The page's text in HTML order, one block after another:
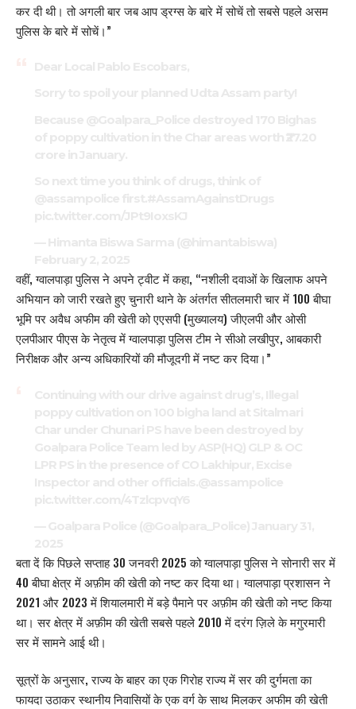
कर दी थी। तो अगली बार जब आप ड्रग्स के बारे में सोचें तो सबसे पहले असम
पुलिस के बारे में सोचें।”
वहीं, ग्वालपाड़ा पुलिस ने अपने ट्वीट में कहा, “नशीली दवाओं के खिलाफ अपने
अभियान को जारी रखते हुए चुनारी थाने के अंतर्गत सीतलमारी चार में 100 बीघा
भूमि पर अवैध अफीम की खेती को एएसपी (मुख्यालय) जीएलपी और ओसी
एलपीआर पीएस के नेतृत्व में ग्वालपाड़ा पुलिस टीम ने सीओ लखीपुर, आबकारी
निरीक्षक और अन्य अधिकारियों की मौजूदगी में नष्ट कर दिया।”
बता दें कि पिछले सप्ताह 30 जनवरी 2025 को ग्वालपाड़ा पुलिस ने सोनारी सर में
40 बीघा क्षेत्र में अफ़ीम की खेती को नष्ट कर दिया था। ग्वालपाड़ा प्रशासन ने
2021 और 2023 में शियालमारी में बड़े पैमाने पर अफ़ीम की खेती को नष्ट किया
था। सर क्षेत्र में अफ़ीम की खेती सबसे पहले 2010 में दरंग ज़िले के मगुरमारी
सर में सामने आई थी।
सूत्रों के अनुसार, राज्य के बाहर का एक गिरोह राज्य में सर की दुर्गमता का
फायदा उठाकर स्थानीय निवासियों के एक वर्ग के साथ मिलकर अफीम की खेती